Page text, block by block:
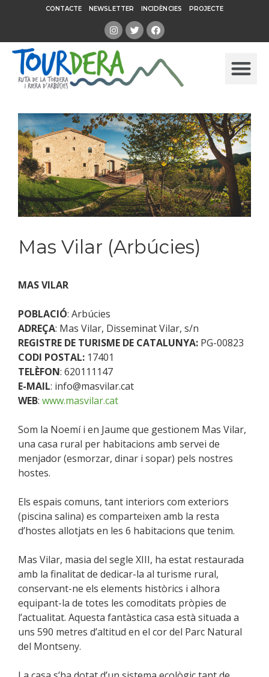
CONTACTE NEWSLETTER INCIDÈNCIES PROJECTE
Mas Vilar (Arbúcies)
MAS VILAR
POBLACIÓ: Arbúcies
ADREÇA: Mas Vilar, Disseminat Vilar, s/n
REGISTRE DE TURISME DE CATALUNYA: PG-00823
CODI POSTAL: 17401
TELÈFON: 620111147
E-MAIL: info@masvilar.cat
WEB: www.masvilar.cat
Som la Noemí i en Jaume que gestionem Mas Vilar,
una casa rural per habitacions amb servei de
menjador (esmorzar, dinar i sopar) pels nostres
hostes.
Els espais comuns, tant interiors com exteriors
(piscina salina) es comparteixen amb la resta
d’hostes allotjats en les 6 habitacions que tenim.
Mas Vilar, masia del segle XIII, ha estat restaurada
amb la finalitat de dedicar-la al turisme rural,
conservant-ne els elements històrics i alhora
equipant-la de totes les comoditats pròpies de
l’actualitat. Aquesta fantàstica casa està situada a
uns 590 metres d’altitud en el cor del Parc Natural
del Montseny.